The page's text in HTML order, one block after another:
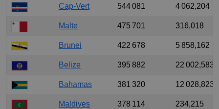
Cap-Vert 544 081 4 062,204
Malte 475 701 316,018
Brunei 422 678 5 858,162
Belize 395 882 22 002,583
Bahamas 381 320 12 028,823
Maldives 378 114 234,215